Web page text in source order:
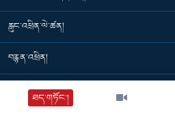
ཐད་གཏོང་།
རླུང་འཕྲིན་ལེ་ཚན།
བརྙན་འཕྲིན།
གསར་འགྱུར་ཁག